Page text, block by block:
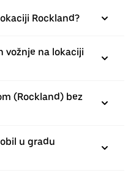
Rockland?
vožnje na lokaciji
(Rockland) bez
u gradu